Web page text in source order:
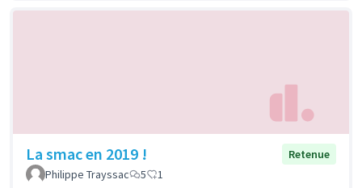
La smac en 2019 !
Retenue
Philippe Trayssac
5 1